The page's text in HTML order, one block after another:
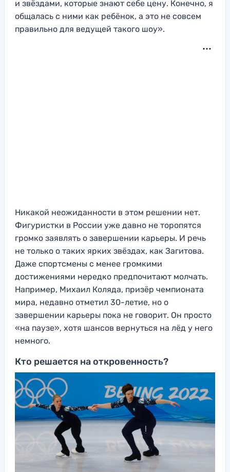
и звёздами, которые знают себе цену. Конечно, я
общалась с ними как ребёнок, а это не совсем
правильно для ведущей такого шоу».
Никакой неожиданности в этом решении нет.
Фигуристки в России уже давно не торопятся
громко заявлять о завершении карьеры. И речь
не только о таких ярких звёздах, как Загитова.
Даже спортсмены с менее громкими
достижениями нередко предпочитают молчать.
Например, Михаил Коляда, призёр чемпионата
мира, недавно отметил 30-летие, но о
завершении карьеры пока не говорит. Он просто
«на паузе», хотя шансов вернуться на лёд у него
немного.
Кто решается на откровенность?